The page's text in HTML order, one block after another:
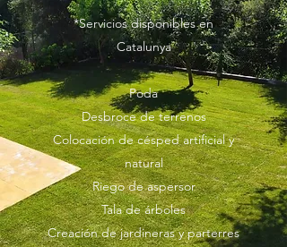
*Servicios disponibles en
Catalunya
Poda
Desbroce de terrenos
Colocación de césped artificial y
natural
Riego de aspersor
Tala de árboles
Creación de jardineras y parterres